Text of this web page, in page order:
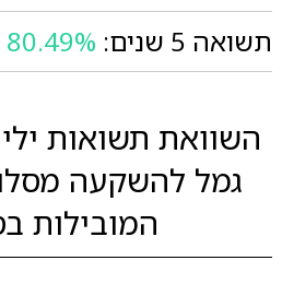
תשואה 5 שנים:
80.49%
השוואת תשואות
גמל להשקעה
המובילות